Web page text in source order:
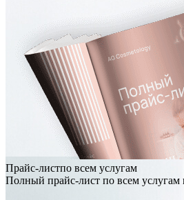
Прайс-листпо всем услугам
Полный прайс-лист по всем услугам